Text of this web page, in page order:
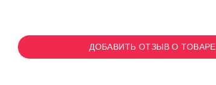
ДОБАВИТЬ ОТЗЫВ О ТОВАРЕ